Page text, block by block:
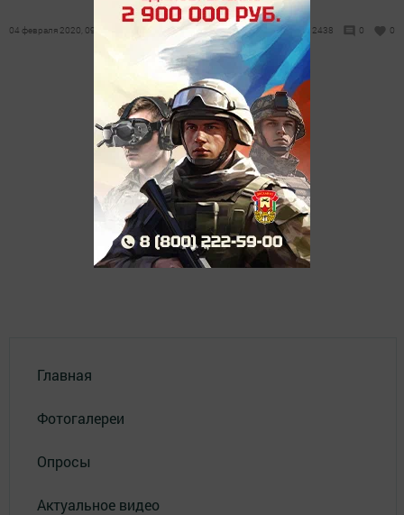
04 февраля 2020, 09:26 2438 0 0
Главная
Фотогалереи
Опросы
Актуальное видео